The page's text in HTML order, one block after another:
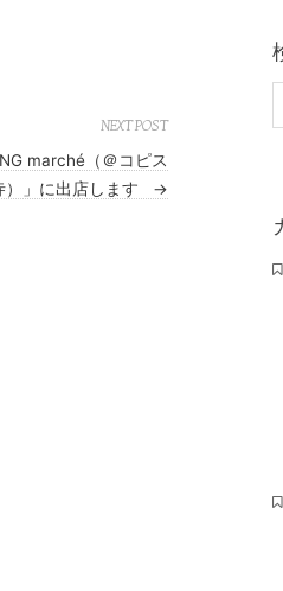
NEXT POST
marché（＠コピス
）」に出店します
→